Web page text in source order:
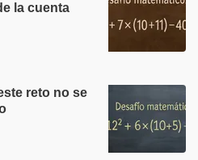
la cuenta
reto no se